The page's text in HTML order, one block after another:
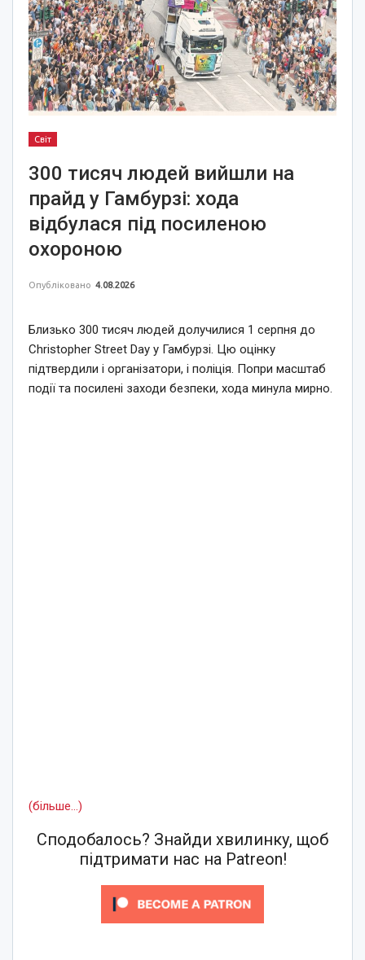
Світ
300 тисяч людей вийшли на
прайд у Гамбурзі: хода
відбулася під посиленою
охороною
Опубліковано 4.08.2026
Близько 300 тисяч людей долучилися 1 серпня до
Christopher Street Day у Гамбурзі. Цю оцінку
підтвердили і організатори, і поліція. Попри масштаб
події та посилені заходи безпеки, хода минула мирно.
(більше…)
Сподобалось? Знайди хвилинку, щоб
підтримати нас на Patreon!